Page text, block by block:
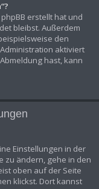
erstellt hat und
bleibst. Außerdem
den
aktiviert
hast, kann
Einstellungen in der
zu ändern, gehe in den
oben auf der Seite
klickst. Dort kannst